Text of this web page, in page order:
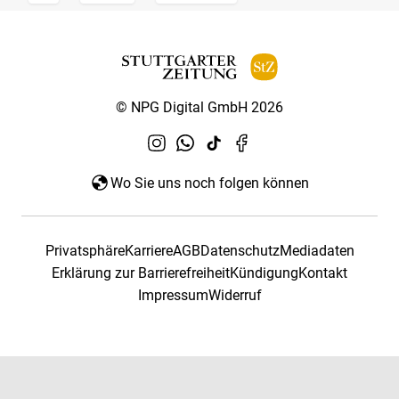
© NPG Digital GmbH 2026
Wo Sie uns noch folgen können
PrivatsphäreKarriereAGBDatenschutzMediadaten
Erklärung zur BarrierefreiheitKündigungKontakt
ImpressumWiderruf